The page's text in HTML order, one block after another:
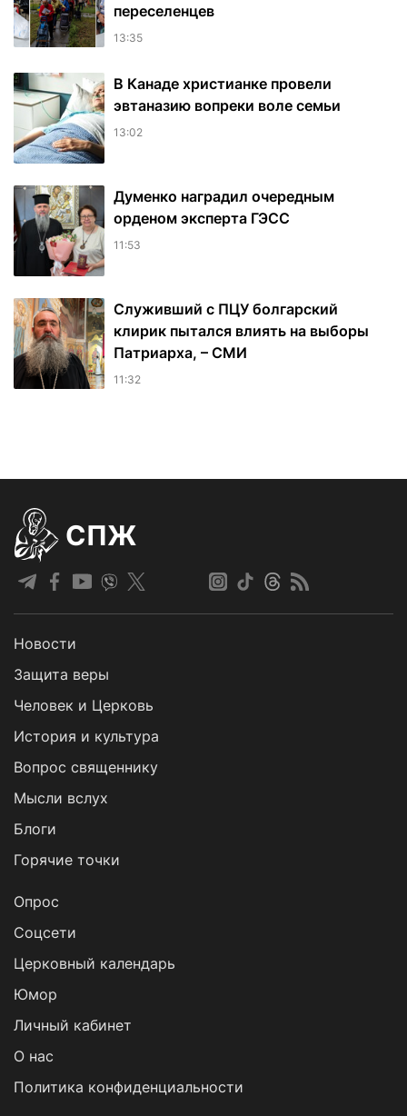
переселенцев
13:35
В Канаде христианке провели
эвтаназию вопреки воле семьи
13:02
Думенко наградил очередным
орденом эксперта ГЭСС
11:53
Служивший с ПЦУ болгарский
клирик пытался влиять на выборы
Патриарха, – СМИ
11:32
СПЖ
Новости
Защита веры
Человек и Церковь
История и культура
Вопрос священнику
Мысли вслух
Блоги
Горячие точки
Опрос
Cоцсети
Церковный календарь
Юмор
Личный кабинет
О нас
Политика конфиденциальности